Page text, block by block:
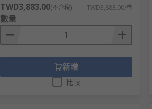
TWD3,883.00(不含稅) TWD3,883.00/卷
數量
新增
比較